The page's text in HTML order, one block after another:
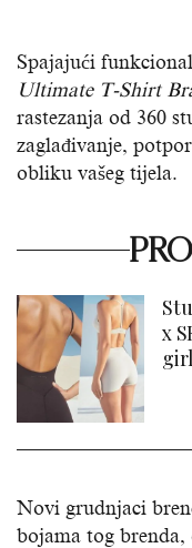
Spajajući
Ultimate T-Shirt
rastezanja od 360
zaglađivanje,
obliku vašeg tijela.
x
Novi grudnjaci
bojama tog brenda,